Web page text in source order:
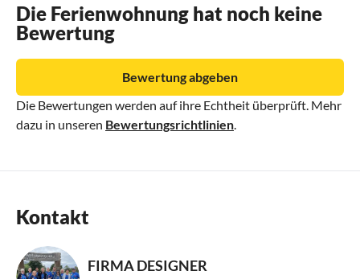
Die Ferienwohnung hat noch keine
Bewertung
Die Bewertungen werden auf ihre Echtheit überprüft. Mehr
dazu in unseren Bewertungsrichtlinien
Bewertung abgeben
Kontakt
FIRMA DESIGNER